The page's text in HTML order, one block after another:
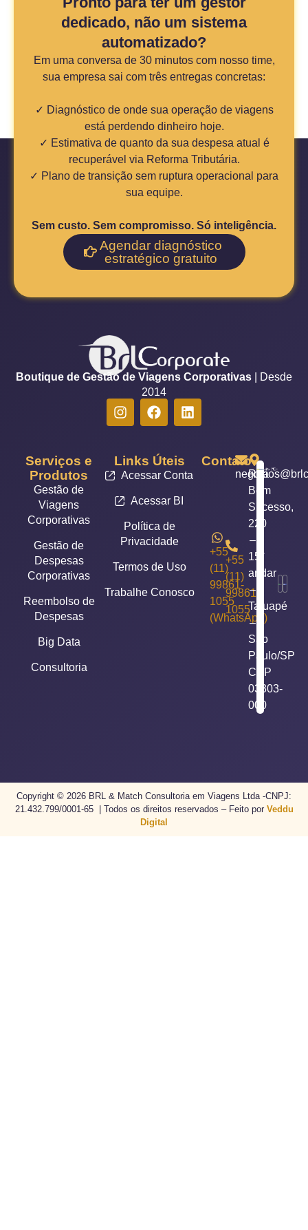
dedicado, não um sistema
automatizado?
Em uma conversa de 30 minutos com nosso time,
sua empresa sai com três entregas concretas:
✓ Diagnóstico de onde sua operação de viagens
está perdendo dinheiro hoje.
✓ Estimativa de quanto da sua despesa atual é
recuperável via Reforma Tributária.
✓ Plano de transição sem ruptura operacional para
sua equipe.
Sem custo. Sem compromisso. Só inteligência.
Agendar diagnóstico
estratégico gratuito
Boutique de Gestão de Viagens Corporativas | Desde
2014
Serviços e
Produtos
Gestão de
Viagens
Corporativas
Gestão de
Despesas
Corporativas
Reembolso de
Despesas
Big Data
Consultoria
Links Úteis
Acessar Conta
Acessar BI
Política de
Privacidade
Termos de Uso
Trabalhe Conosco
Contato
+55
(11)
99861-
1055
(WhatsApp)
+55
(11)
99861-
1055
Rua
Bom
Sucesso,
220
–
15°
andar
–
Tatuapé
–
São
Paulo/SP
CEP
03303-
000
Copyright © 2026 BRL & Match Consultoria em Viagens Ltda -CNPJ:
21.432.799/0001-65 | Todos os direitos reservados – Feito por Veddu
Digital